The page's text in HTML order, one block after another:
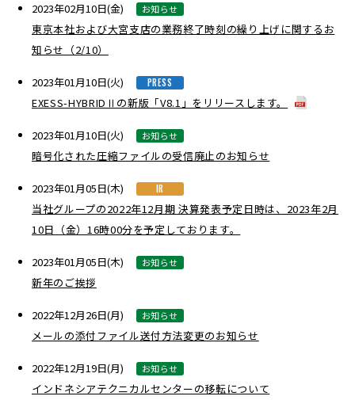
2023年02月10日(金) お知らせ
東京本社および大宮支店の業務終了時刻の繰り上げに関するお
知らせ（2/10）
2023年01月10日(火) PRESS
EXESS-HYBRIDⅡの新版「V8.1」をリリースします。
2023年01月10日(火) お知らせ
暗号化された圧縮ファイルの受信廃止のお知らせ
2023年01月05日(木) IR
当社グループの2022年12月期 決算発表予定日時は、2023年2月
10日（金）16時00分を予定しております。
2023年01月05日(木) お知らせ
新年のご挨拶
2022年12月26日(月) お知らせ
メールの添付ファイル送付方法変更のお知らせ
2022年12月19日(月) お知らせ
インドネシアテクニカルセンターの移転について